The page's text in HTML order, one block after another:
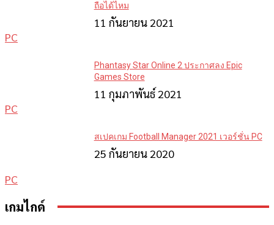
PC
ถือได้ไหม
11 กันยายน 2021
PC
Phantasy Star Online 2 ประกาศลง Epic
Games Store
11 กุมภาพันธ์ 2021
PC
สเปคเกม Football Manager 2021 เวอร์ชั่น PC
25 กันยายน 2020
เกมไกด์